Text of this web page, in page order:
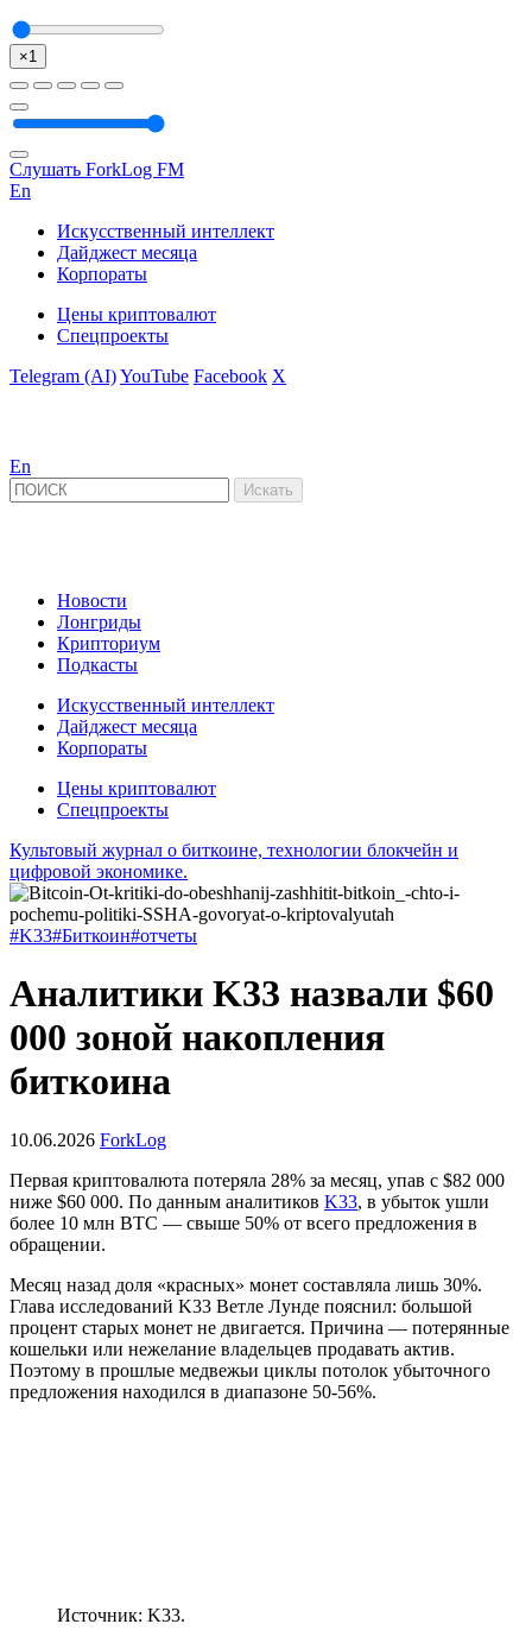
×1
Слушать ForkLog FM
En
Искусственный интеллект
Дайджест месяца
Корпораты
Цены криптовалют
Спецпроекты
Telegram (AI)YouTube Facebook X
En
Новости
Лонгриды
Крипториум
Подкасты
Искусственный интеллект
Дайджест месяца
Корпораты
Цены криптовалют
Спецпроекты
Культовый журнал о биткоине, технологии блокчейн и
цифровой экономике.
#K33#Биткоин#отчеты
Аналитики K33 назвали $60
000 зоной накопления
биткоина
10.06.2026 ForkLog
Первая криптовалюта потеряла 28% за месяц, упав с $82 000
ниже $60 000. По данным аналитиков K33, в убыток ушли
более 10 млн BTC — свыше 50% от всего предложения в
обращении.
Месяц назад доля «красных» монет составляла лишь 30%.
Глава исследований K33 Ветле Лунде пояснил: большой
процент старых монет не двигается. Причина — потерянные
кошельки или нежелание владельцев продавать актив.
Поэтому в прошлые медвежьи циклы потолок убыточного
предложения находился в диапазоне 50-56%.
Источник: K33.